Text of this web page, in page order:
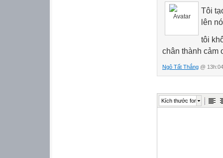
Tôi
lên
tôi
chân thành cảm
Ngô Tất Thắng @
Kích thước font